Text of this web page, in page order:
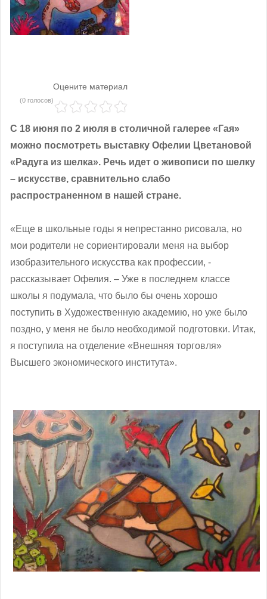
Оцените материал
(0 голосов)
С 18 июня по 2 июля в столичной галерее «Гая»
можно посмотреть выставку Офелии Цветановой
«Радуга из шелка». Речь идет о живописи по шелку
– искусстве, сравнительно слабо
распространенном в нашей стране.
«Еще в школьные годы я непрестанно рисовала, но
мои родители не сориентировали меня на выбор
изобразительного искусства как профессии, -
рассказывает Офелия. – Уже в последнем классе
школы я подумала, что было бы очень хорошо
поступить в Художественную академию, но уже было
поздно, у меня не было необходимой подготовки. Итак,
я поступила на отделение «Внешняя торговля»
Высшего экономического института».